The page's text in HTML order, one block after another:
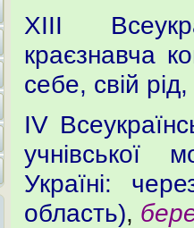
ХІІІ
краєзнавча
себе, свій
ІV
учнівської
Україні:
область),